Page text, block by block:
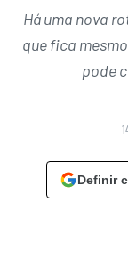
Há uma nova
que fica mesmo
pode
Definir